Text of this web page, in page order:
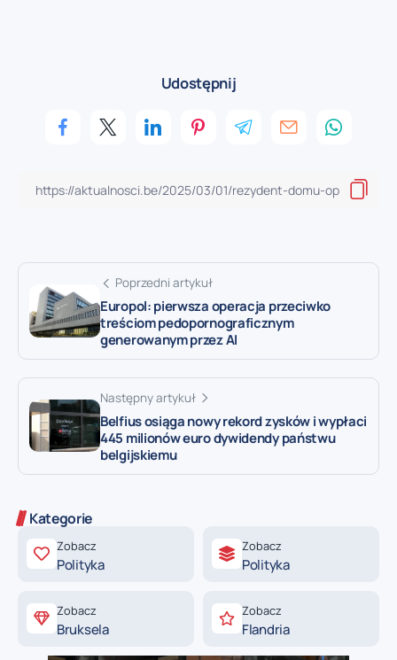
Udostępnij
Poprzedni artykuł
Europol: pierwsza operacja przeciwko
treściom pedopornograficznym
generowanym przez AI
Następny artykuł
Belfius osiąga nowy rekord zysków i wypłaci
445 milionów euro dywidendy państwu
belgijskiemu
Kategorie
Zobacz
Polityka
Zobacz
Polityka
Zobacz
Bruksela
Zobacz
Flandria